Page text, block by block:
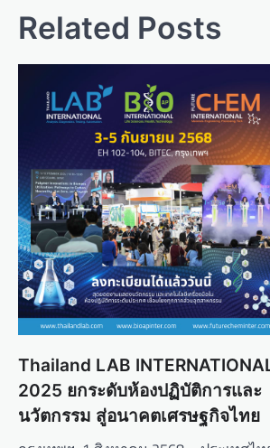
n
a
a
t
i
o
n
Related Posts
Thailand LAB
2025 ยกระดับห้องปฏิบัติการและ
นวัตกรรม สู่อนาคตเศรษฐกิจไทย